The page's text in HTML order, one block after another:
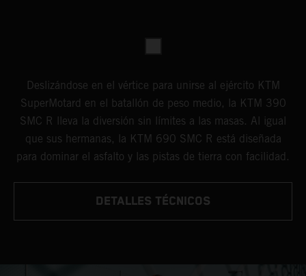
Deslizándose en el vértice para unirse al ejército KTM
SuperMotard en el batallón de peso medio, la KTM 390
SMC R lleva la diversión sin límites a las masas. Al igual
que sus hermanas, la KTM 690 SMC R está diseñada
para dominar el asfalto y las pistas de tierra con facilidad.
DETALLES TÉCNICOS